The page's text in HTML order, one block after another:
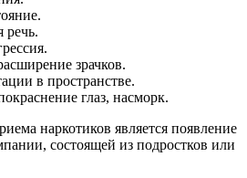
речь.
зрачков.
в пространстве.
глаз, насморк.
наркотиков является появление
состоящей из подростков или